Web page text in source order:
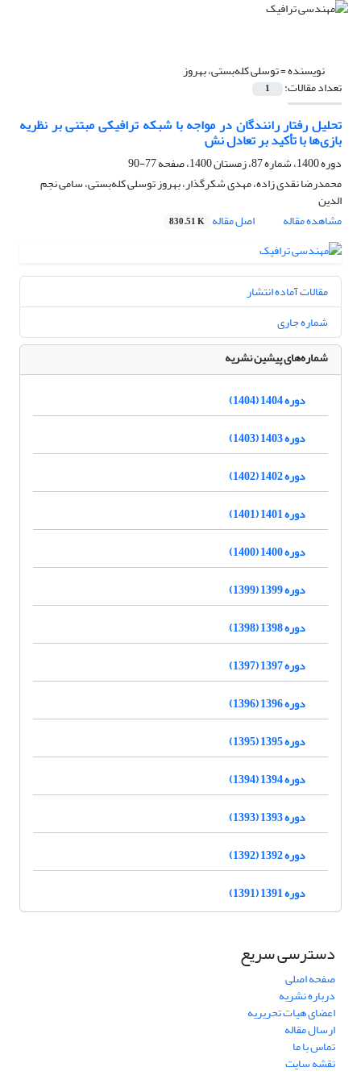
نویسنده =توسلی کله‌بستی، بهروز
تعداد مقالات: 1
تحلیل رفتار رانندگان در مواجه با شبکه ترافیکی مبتنی بر نظریه
بازی‌ها با تأکید بر تعادل نش
دوره 1400، شماره 87، زمستان 1400، صفحه
77-90
محمدرضا نقدی زاده، مهدی شکرگذار، بهروز توسلی کله‌بستی، سامی نجم
الدین
مشاهده مقاله
اصل مقاله 830.51 K
مقالات آماده انتشار
شماره جاری
شماره‌های پیشین نشریه
دوره 1404 (1404)
دوره 1403 (1403)
دوره 1402 (1402)
دوره 1401 (1401)
دوره 1400 (1400)
دوره 1399 (1399)
دوره 1398 (1398)
دوره 1397 (1397)
دوره 1396 (1396)
دوره 1395 (1395)
دوره 1394 (1394)
دوره 1393 (1393)
دوره 1392 (1392)
دوره 1391 (1391)
دسترسی سریع
صفحه اصلی
درباره نشریه
اعضای هیات تحریریه
ارسال مقاله
تماس با ما
نقشه سایت